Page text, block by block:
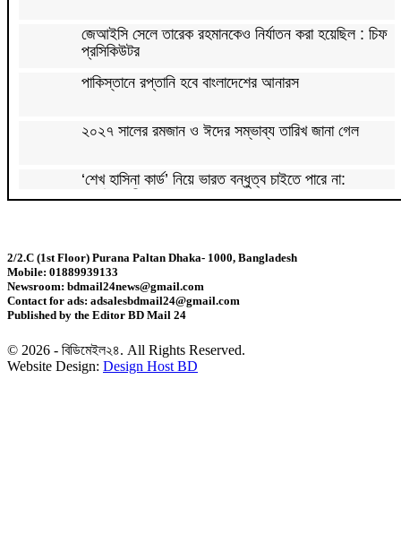
জেআইসি সেলে তারেক রহমানকেও নির্যাতন করা হয়েছিল : চিফ
প্রসিকিউটর
পাকিস্তানে রপ্তানি হবে বাংলাদেশের আনারস
২০২৭ সালের রমজান ও ঈদের সম্ভাব্য তারিখ জানা গেল
‘শেখ হাসিনা কার্ড’ নিয়ে ভারত বন্ধুত্ব চাইতে পারে না:
স্বরাষ্ট্রমন্ত্রী
প্রকল্পের ধীর বাস্তবায়নই অর্থনৈতিক অগ্রগতির বাধা: অর্থ
উপদেষ্টা
জিডিপির ৫ শতাংশ চিকিৎসা খাতে ব্যয় করা হবে: মির্জা ফখরুল
চিকিৎসকদের পেশাগত দায়িত্বে রাজনীতি যেন বাধা না হয়:
2/2.C (1st Floor) Purana Paltan Dhaka- 1000, Bangladesh
Mobile: 01889939133
Newsroom: bdmail24news@gmail.com
Contact for ads: adsalesbdmail24@gmail.com
Published by the Editor BD Mail 24
© 2026 - বিডিমেইল২৪. All Rights Reserved.
Website Design: Design Host BD